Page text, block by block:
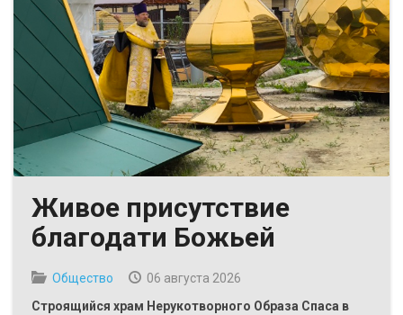
Живое присутствие
благодати Божьей
Общество
06 августа 2026
Строящийся храм Нерукотворного Образа Спаса в